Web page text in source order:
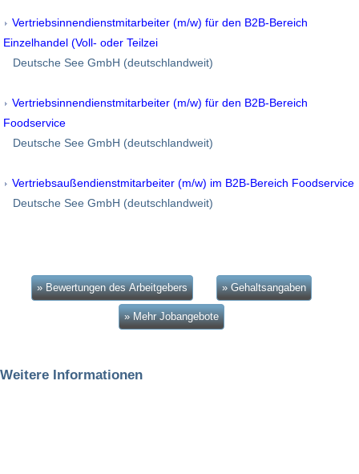
Vertriebsinnendienstmitarbeiter (m/w) für den B2B-Bereich
Einzelhandel (Voll- oder Teilzei
Deutsche See GmbH (deutschlandweit)
Vertriebsinnendienstmitarbeiter (m/w) für den B2B-Bereich
Foodservice
Deutsche See GmbH (deutschlandweit)
Vertriebsaußendienstmitarbeiter (m/w) im B2B-Bereich Foodservice
Deutsche See GmbH (deutschlandweit)
» Bewertungen des Arbeitgebers » Gehaltsangaben
» Mehr Jobangebote
Weitere Informationen